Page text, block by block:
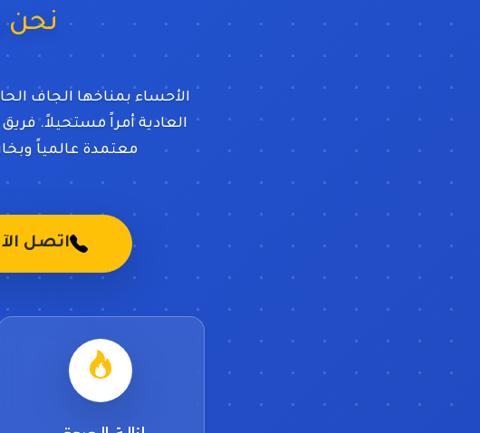
نحن
الأحساء بمناخها الجاف
العادية أمراً مستحيلاً.
معتمدة عالمياً
اتصل الآن: